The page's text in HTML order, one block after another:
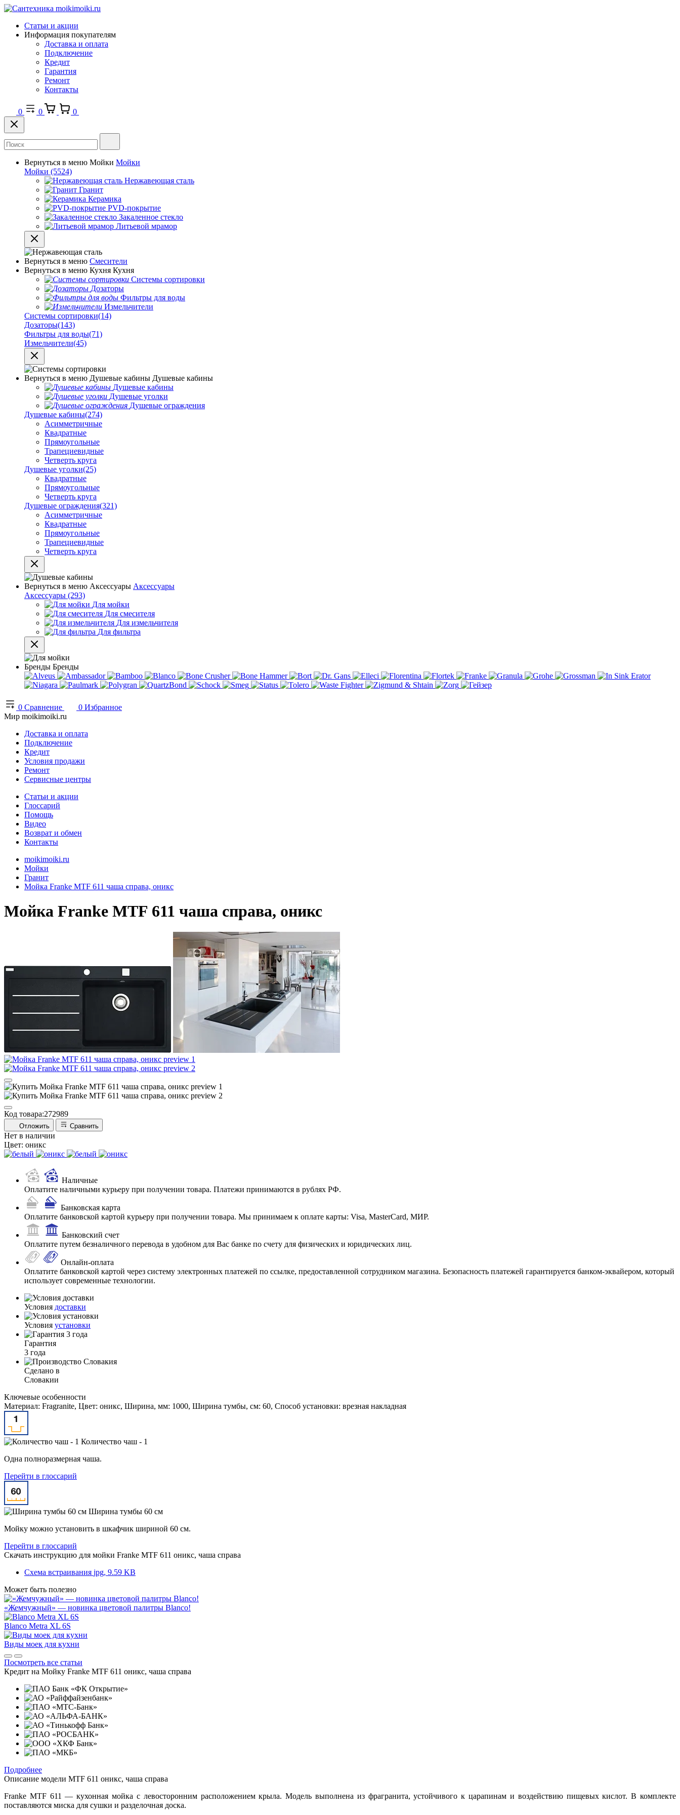
Статьи и акции
Информация покупателям
Доставка и оплата
Подключение
Кредит
Гарантия
Ремонт
Контакты
0 0 0
Вернуться в меню Мойки Мойки
Мойки (5524)
Нержавеющая сталь
Гранит
Керамика
PVD-покрытие
Закаленное стекло
Литьевой мрамор
Вернуться в меню Смесители
Вернуться в меню Кухня Кухня
Системы сортировки
Дозаторы
Фильтры для воды
Измельчители
Системы сортировки(14)
Дозаторы(143)
Фильтры для воды(71)
Измельчители(45)
Вернуться в меню Душевые кабины Душевые кабины
Душевые кабины
Душевые уголки
Душевые ограждения
Душевые кабины(274)
Асимметричные
Квадратные
Прямоугольные
Трапециевидные
Четверть круга
Душевые уголки(25)
Квадратные
Прямоугольные
Четверть круга
Душевые ограждения(321)
Асимметричные
Квадратные
Прямоугольные
Трапециевидные
Четверть круга
Вернуться в меню Аксессуары Аксессуары
Аксессуары (293)
Для мойки
Для смесителя
Для измельчителя
Для фильтра
Бренды Бренды
0 Сравнение 0 Избранное
Мир moikimoiki.ru
Доставка и оплата
Подключение
Кредит
Условия продажи
Ремонт
Сервисные центры
Статьи и акции
Глоссарий
Помощь
Видео
Возврат и обмен
Контакты
moikimoiki.ru
Мойки
Гранит
Мойка Franke MTF 611 чаша справа, оникс
Мойка Franke MTF 611 чаша справа, оникс
Код товара:272989
Отложить Сравнить
Нет в наличии
Цвет: оникс
Наличные
Оплатите наличными курьеру при получении товара. Платежи принимаются в рублях РФ.
Банковская карта
Оплатите банковской картой курьеру при получении товара. Мы принимаем к оплате карты: Visa, MasterCard, МИР.
Банковский счет
Оплатите путем безналичного перевода в удобном для Вас банке по счету для физических и юридических лиц.
Онлайн-оплата
Оплатите банковской картой через систему электронных платежей по ссылке, предоставленной сотрудником магазина. Безопасность платежей гарантируется банком-эквайером, который
использует современные технологии.
Условия доставки
Условия установки
Гарантия
3 года
Сделано в
Словакии
Ключевые особенности
Материал: Fragranite, Цвет: оникс, Ширина, мм: 1000, Ширина тумбы, см: 60, Способ установки: врезная накладная
Количество чаш - 1
Одна полноразмерная чаша.
Перейти в глоссарий
Ширина тумбы 60 см
Мойку можно установить в шкафчик шириной 60 см.
Перейти в глоссарий
Скачать инструкцию для мойки Franke MTF 611 оникс, чаша справа
Схема встраивания jpg, 9.59 KB
Может быть полезно
«Жемчужный» — новинка цветовой палитры Blanco!
Blanco Metra XL 6S
Виды моек для кухни
Посмотреть все статьи
Кредит на Мойку Franke MTF 611 оникс, чаша справа
Подробнее
Описание модели MTF 611 оникс, чаша справа
Franke MTF 611 — кухонная мойка с левосторонним расположением крыла. Модель выполнена из фрагранита, устойчивого к царапинам и воздействию пищевых кислот. В комплекте
поставляются миска для сушки и разделочная доска.